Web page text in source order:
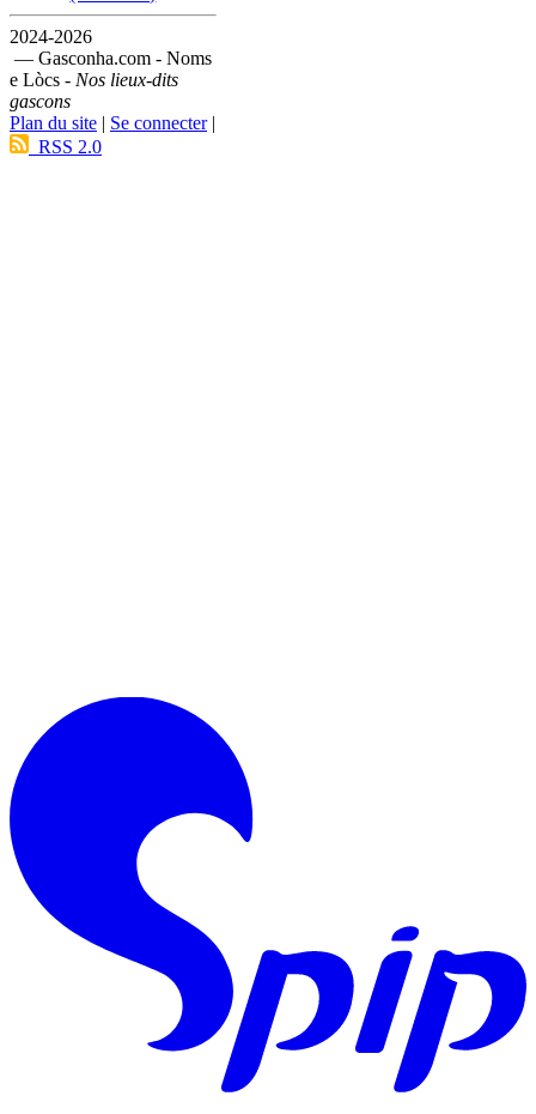
2024-2026
— Gasconha.com - Noms
e Lòcs - Nos lieux-dits
gascons
Plan du site | Se connecter|
RSS 2.0